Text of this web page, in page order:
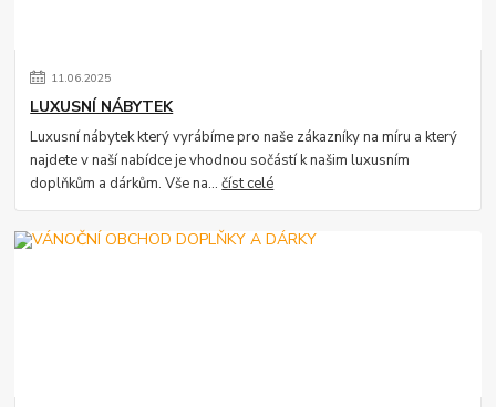
11.06.2025
LUXUSNÍ NÁBYTEK
Luxusní nábytek který vyrábíme pro naše zákazníky na míru a který
najdete v naší nabídce je vhodnou sočástí k našim luxusním
doplňkům a dárkům. Vše na...číst celé